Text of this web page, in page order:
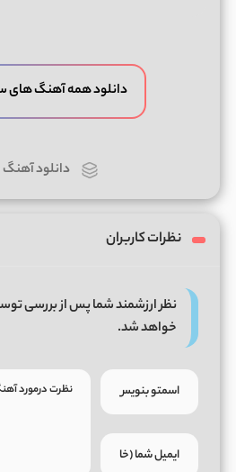
دانلود همه آهنگ های
دانلود
نظرات کاربران
نظر ارزشمند شما پس از بررسی
خواهد شد.